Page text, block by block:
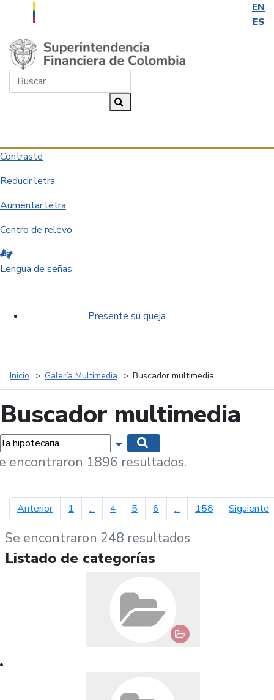
EN
ES
Saltar al contenido principal
Contraste
Reducir letra
Aumentar letra
Centro de relevo
Lengua de señas
Presente su queja
Inicio Galería Multimedia Buscador multimedia
Buscador multimedia
Mostrar opciones de búsqueda
encontraron 1896 resultados.
Anteriorpágina anterior
1 ... 4 5 6 ... 158 Siguiente
Se encontraron 248 resultados
Listado de categorías